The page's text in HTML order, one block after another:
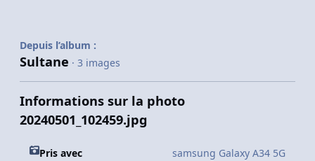
Depuis l’album :
Sultane · 3 images
Informations sur la photo
20240501_102459.jpg
Pris avec samsung Galaxy A34 5G